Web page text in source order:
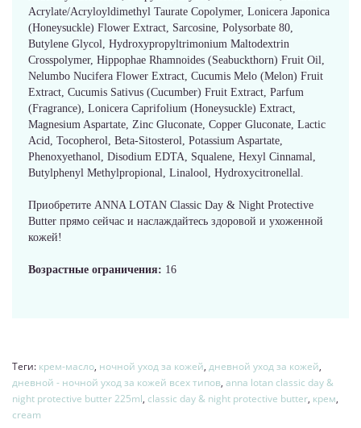
Acrylate/Acryloyldimethyl Taurate Copolymer, Lonicera Japonica
(Honeysuckle) Flower Extract, Sarcosine, Polysorbate 80,
Butylene Glycol, Hydroxypropyltrimonium Maltodextrin
Crosspolymer, Hippophae Rhamnoides (Seabuckthorn) Fruit Oil,
Nelumbo Nucifera Flower Extract, Cucumis Melo (Melon) Fruit
Extract, Cucumis Sativus (Cucumber) Fruit Extract, Parfum
(Fragrance), Lonicera Caprifolium (Honeysuckle) Extract,
Magnesium Aspartate, Zinc Gluconate, Copper Gluconate, Lactic
Acid, Tocopherol, Beta-Sitosterol, Potassium Aspartate,
Phenoxyethanol, Disodium EDTA, Squalene, Hexyl Cinnamal,
Butylphenyl Methylpropional, Linalool, Hydroxycitronellal.
Приобретите ANNA LOTAN Classic Day & Night Protective
Butter прямо сейчас и наслаждайтесь здоровой и ухоженной
кожей!
Возрастные ограничения: 16
Теги: крем-масло, ночной уход за кожей, дневной уход за кожей,
дневной - ночной уход за кожей всех типов, anna lotan classic day &
night protective butter 225ml, classic day & night protective butter, крем,
cream